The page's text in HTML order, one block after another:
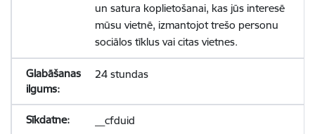
un satura koplietošanai, kas jūs interesē
mūsu vietnē, izmantojot trešo personu
sociālos tīklus vai citas vietnes.
24 stundas
__cfduid